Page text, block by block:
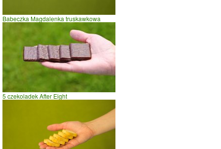
Babeczka Magdalenka truskawkowa
5 czekoladek After Eight